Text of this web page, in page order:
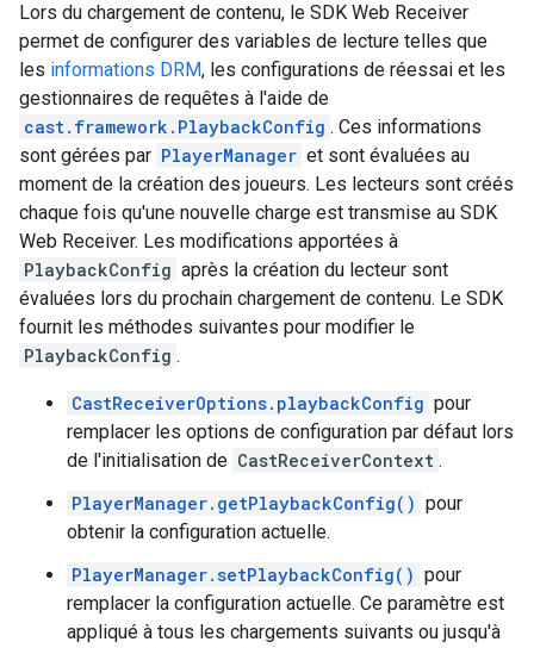
Lors du chargement de contenu, le SDK Web Receiver
permet de configurer des variables de lecture telles que
les informations DRM, les configurations de réessai et les
gestionnaires de requêtes à l'aide de
cast.framework.PlaybackConfig . Ces informations
sont gérées par PlayerManager et sont évaluées au
moment de la création des joueurs. Les lecteurs sont créés
chaque fois qu'une nouvelle charge est transmise au SDK
Web Receiver. Les modifications apportées à
PlaybackConfig après la création du lecteur sont
évaluées lors du prochain chargement de contenu. Le SDK
fournit les méthodes suivantes pour modifier le
PlaybackConfig .
CastReceiverOptions.playbackConfig pour
remplacer les options de configuration par défaut lors
de l'initialisation de CastReceiverContext .
PlayerManager.getPlaybackConfig() pour
obtenir la configuration actuelle.
PlayerManager.setPlaybackConfig() pour
remplacer la configuration actuelle. Ce paramètre est
appliqué à tous les chargements suivants ou jusqu'à